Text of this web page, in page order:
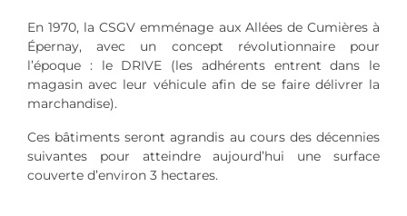
En 1970, la CSGV emménage aux Allées de Cumières à
Épernay, avec un concept révolutionnaire pour
l’époque : le DRIVE (les adhérents entrent dans le
magasin avec leur véhicule afin de se faire délivrer la
marchandise).
Ces bâtiments seront agrandis au cours des décennies
suivantes pour atteindre aujourd’hui une surface
couverte d’environ 3 hectares.